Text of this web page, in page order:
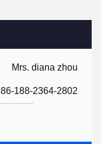
Mrs. diana zhou
86-188-2364-2802